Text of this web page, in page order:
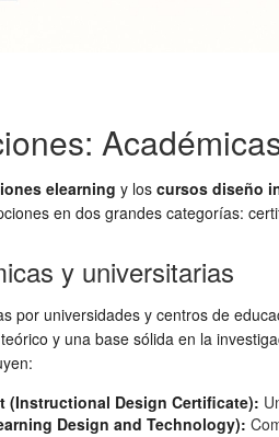
elearning y los cursos diseño
en dos grandes categorías:
y universitarias
por universidades y centros de
y una base sólida en la
(Instructional Design Certificate):
Design and Technology):